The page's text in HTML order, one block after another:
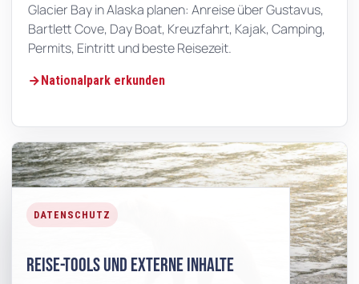
Glacier Bay in Alaska planen: Anreise über Gustavus,
Bartlett Cove, Day Boat, Kreuzfahrt, Kajak, Camping,
Permits, Eintritt und beste Reisezeit.
Nationalpark erkunden
DATENSCHUTZ
Reise-Tools und externe Inhalte